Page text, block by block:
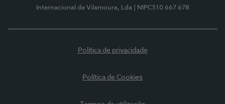
Internacional de Vilamoura, Lda
| NIPC510 667 678
Política de privacidade
Política de Cookies